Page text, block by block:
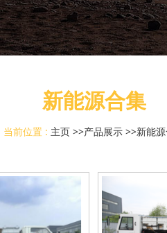
新能源合集
当前位置 : 主页 >>产品展示 >>新能